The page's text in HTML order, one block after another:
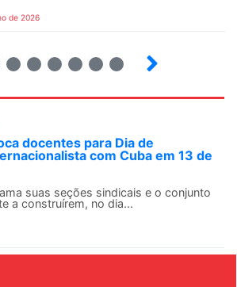
de 2026
docentes para Dia de
com Cuba em 13 de
suas seções sindicais e o conjunto
a construírem, no dia...